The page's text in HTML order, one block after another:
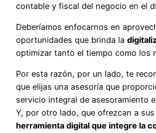
contable y fiscal del negocio en el
Deberíamos enfocarnos en
oportunidades que brinda la
optimizar tanto el tiempo como los
Por esta razón, por un lado, te
que elijas una asesoría que
servicio integral de asesoramiento
Y, por otro lado, que ofrezcan a
herramienta digital que integre la